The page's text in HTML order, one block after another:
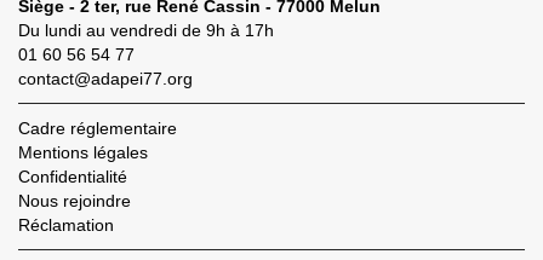
Siège - 2 ter, rue René Cassin - 77000 Melun
Du lundi au vendredi de 9h à 17h
01 60 56 54 77
contact@adapei77.org
Cadre réglementaire
Mentions légales
Confidentialité
Nous rejoindre
Réclamation